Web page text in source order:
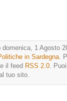
1 Agosto
in Sardegna.
il feed RSS 2.0.
tuo sito.